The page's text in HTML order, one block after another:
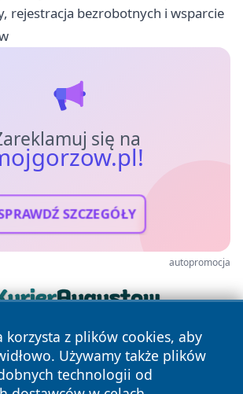
rejestracja bezrobotnych i wsparcie
się na
SZCZEGÓŁY
autopromocja
korzysta z plików cookies, aby
Używamy także plików
technologii od